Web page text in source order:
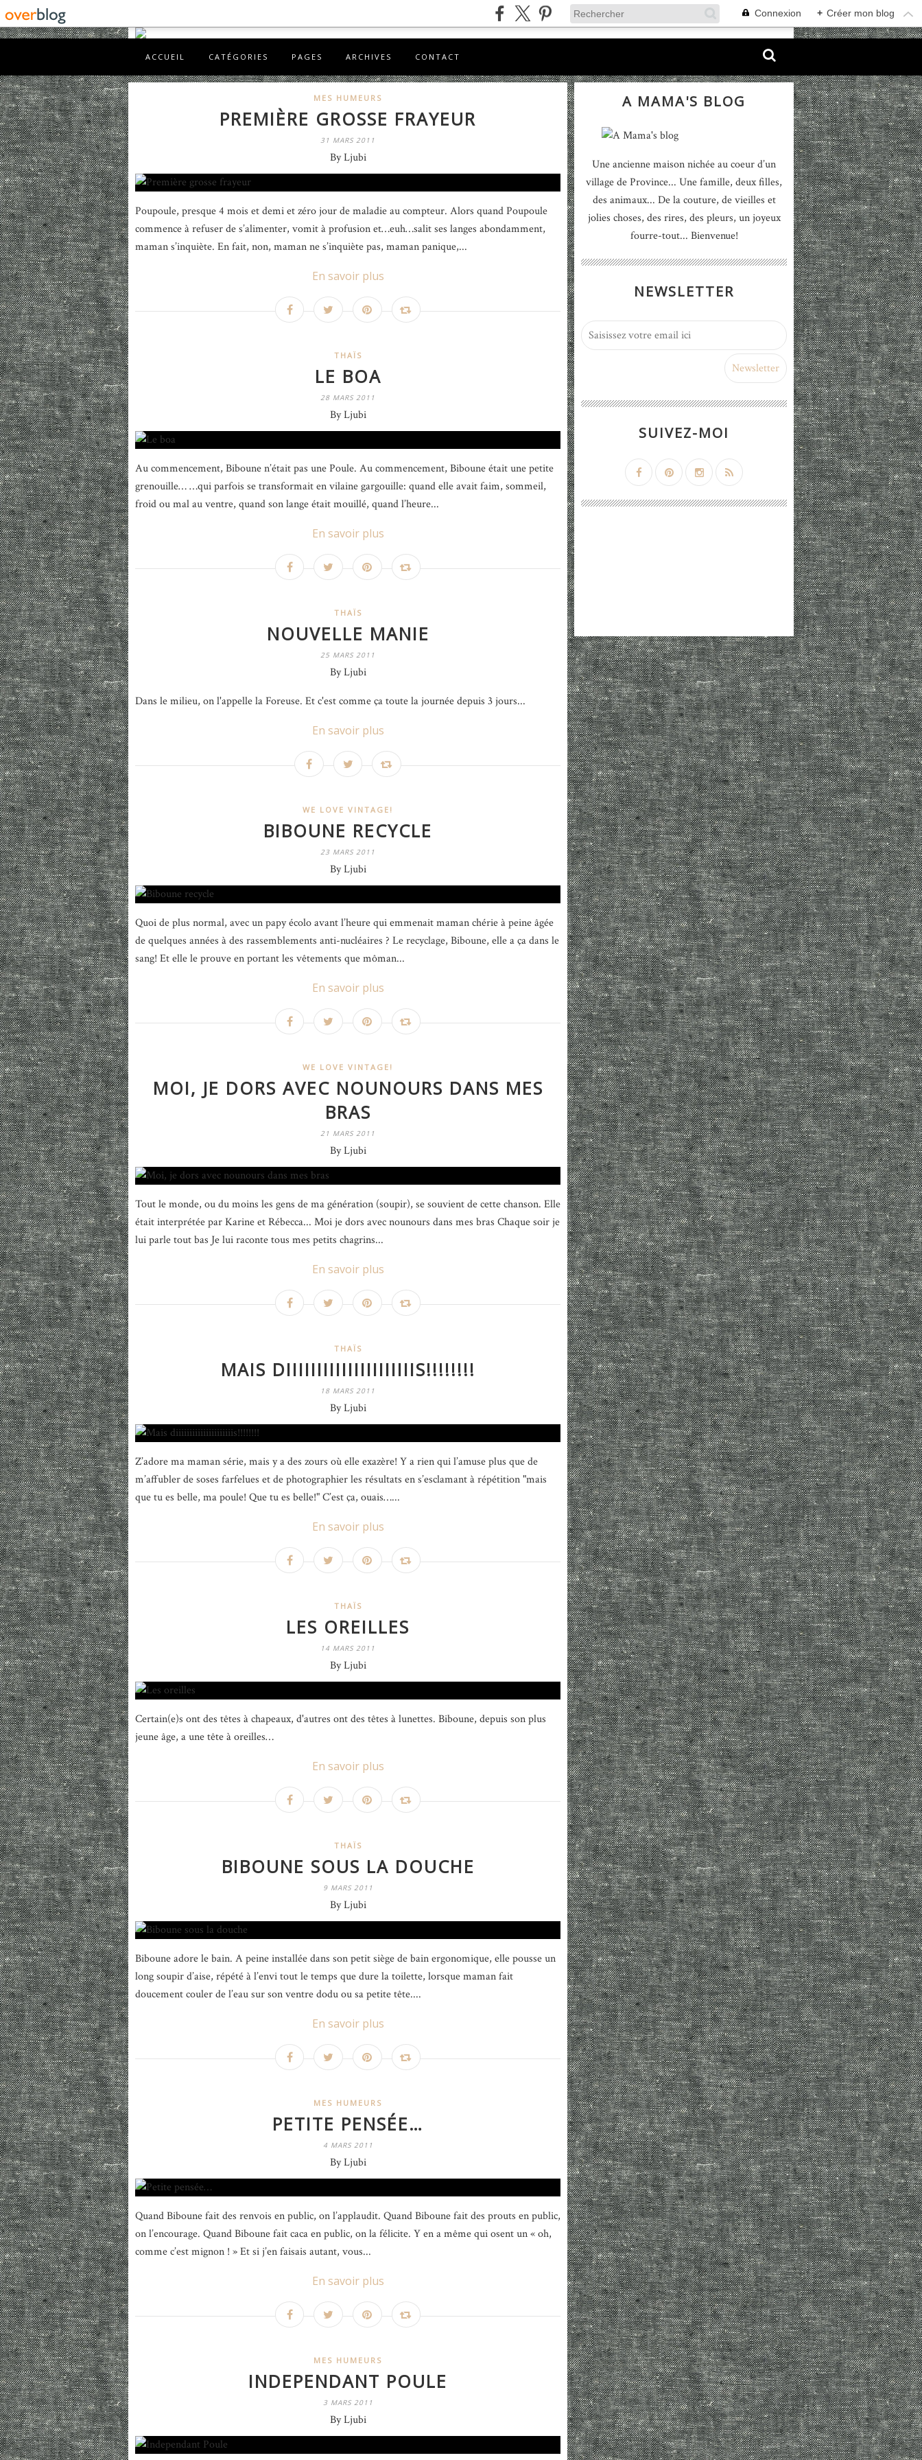
Connexion + Créer mon blog
ACCUEIL CATÉGORIES PAGES ARCHIVES CONTACT
MES HUMEURS
PREMIÈRE GROSSE FRAYEUR
31 MARS 2011
By Ljubi
Poupoule, presque 4 mois et demi et zéro jour de maladie au compteur. Alors quand Poupoule
commence à refuser de s’alimenter, vomit à profusion et…euh…salit ses langes abondamment,
maman s’inquiète. En fait, non, maman ne s’inquiète pas, maman panique,...
En savoir plus
THAÏS
LE BOA
28 MARS 2011
By Ljubi
Au commencement, Biboune n’était pas une Poule. Au commencement, Biboune était une petite
grenouille… …qui parfois se transformait en vilaine gargouille: quand elle avait faim, sommeil,
froid ou mal au ventre, quand son lange était mouillé, quand l’heure...
En savoir plus
THAÏS
NOUVELLE MANIE
25 MARS 2011
By Ljubi
Dans le milieu, on l'appelle la Foreuse. Et c'est comme ça toute la journée depuis 3 jours...
En savoir plus
WE LOVE VINTAGE!
BIBOUNE RECYCLE
23 MARS 2011
By Ljubi
Quoi de plus normal, avec un papy écolo avant l’heure qui emmenait maman chérie à peine âgée
de quelques années à des rassemblements anti-nucléaires ? Le recyclage, Biboune, elle a ça dans le
sang! Et elle le prouve en portant les vêtements que môman...
En savoir plus
WE LOVE VINTAGE!
MOI, JE DORS AVEC NOUNOURS DANS MES
BRAS
21 MARS 2011
By Ljubi
Tout le monde, ou du moins les gens de ma génération (soupir), se souvient de cette chanson. Elle
était interprétée par Karine et Rébecca... Moi je dors avec nounours dans mes bras Chaque soir je
lui parle tout bas Je lui raconte tous mes petits chagrins...
En savoir plus
THAÏS
MAIS DIIIIIIIIIIIIIIIIIIIIIS!!!!!!!!
18 MARS 2011
By Ljubi
Z’adore ma maman série, mais y a des zours où elle exazère! Y a rien qui l’amuse plus que de
m’affubler de soses farfelues et de photographier les résultats en s’esclamant à répétition "mais
que tu es belle, ma poule! Que tu es belle!" C’est ça, ouais…...
En savoir plus
THAÏS
LES OREILLES
14 MARS 2011
By Ljubi
Certain(e)s ont des têtes à chapeaux, d'autres ont des têtes à lunettes. Biboune, depuis son plus
jeune âge, a une tête à oreilles…
En savoir plus
THAÏS
BIBOUNE SOUS LA DOUCHE
9 MARS 2011
By Ljubi
Biboune adore le bain. A peine installée dans son petit siège de bain ergonomique, elle pousse un
long soupir d’aise, répété à l’envi tout le temps que dure la toilette, lorsque maman fait
doucement couler de l’eau sur son ventre dodu ou sa petite tête....
En savoir plus
MES HUMEURS
PETITE PENSÉE…
4 MARS 2011
By Ljubi
Quand Biboune fait des renvois en public, on l’applaudit. Quand Biboune fait des prouts en public,
on l’encourage. Quand Biboune fait caca en public, on la félicite. Y en a même qui osent un « oh,
comme c’est mignon ! » Et si j’en faisais autant, vous...
En savoir plus
MES HUMEURS
INDEPENDANT POULE
3 MARS 2011
By Ljubi
A MAMA'S BLOG
Une ancienne maison nichée au coeur d’un
village de Province... Une famille, deux filles,
des animaux... De la couture, de vieilles et
jolies choses, des rires, des pleurs, un joyeux
fourre-tout... Bienvenue!
NEWSLETTER
SUIVEZ-MOI